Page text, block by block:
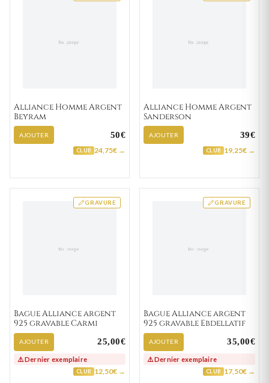
Alliance Homme Argent
Beyram
AJOUTER 50€
CLUB 24,75€ →
Alliance Homme Argent
Sanderson
AJOUTER 39€
CLUB 19,25€ →
GRAVURE
Bague Alliance argent
925 gravable Carmi
AJOUTER 25,00€
⚠️ Dernier exemplaire
CLUB 12,50€ →
GRAVURE
Bague Alliance argent
925 gravable Ebdellatif
AJOUTER 35,00€
⚠️ Dernier exemplaire
CLUB 17,50€ →